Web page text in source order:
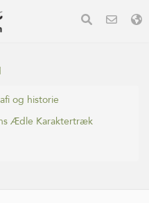
og historie
Ædle Karaktertræk